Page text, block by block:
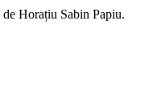
de Horațiu Sabin Papiu.